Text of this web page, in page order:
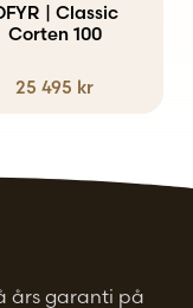
| Classic
Corten 100
25 495 kr
års garanti på